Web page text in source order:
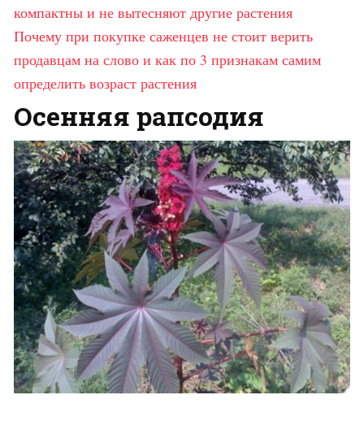
компактны и не вытесняют другие растения
Почему при покупке саженцев не стоит верить
продавцам на слово и как по 3 признакам самим
определить возраст растения
Осенняя рапсодия